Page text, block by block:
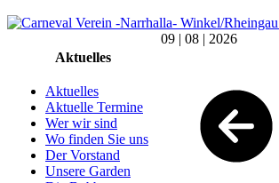
09 | 08 | 2026
Aktuelles
Aktuelles
Aktuelle Termine
Wer wir sind
Wo finden Sie uns
Der Vorstand
Unsere Garden